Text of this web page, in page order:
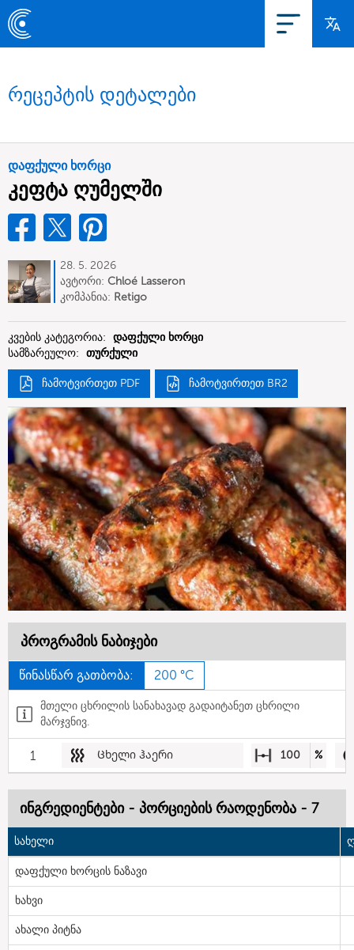
რეცეპტის დეტალები
დაფქული ხორცი
კეფტა ღუმელში
28. 5. 2026
ავტორი: Chloé Lasseron
კომპანია: Retigo
კვების კატეგორია: დაფქული ხორცი
სამზარეულო: თურქული
ჩამოტვირთეთ PDF ჩამოტვირთეთ BR2
პროგრამის ნაბიჯები
წინასწარ გათბობა: 200 °C
მთელი ცხრილის სანახავად გადაიტანეთ ცხრილი
მარჯვნივ.
1 Ცხელი ჰაერი 100 %
ინგრედიენტები - პორციების რაოდენობა - 7
სახელი
დაფქული ხორცის ნაზავი
ხახვი
ახალი პიტნა